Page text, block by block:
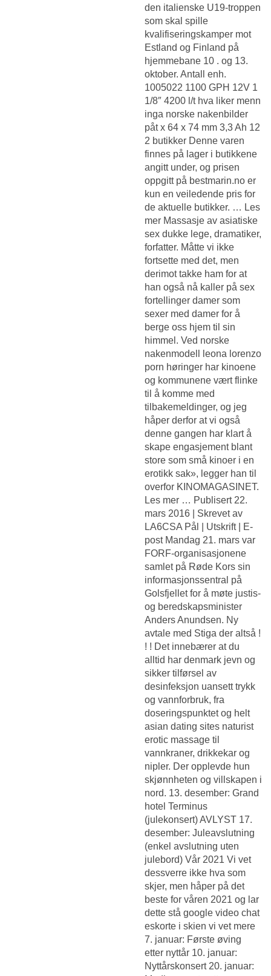
den italienske U19-troppen
som skal spille
kvalifiseringskamper mot
Estland og Finland på
hjemmebane 10 . og 13.
oktober. Antall enh.
1005022 1100 GPH 12V 1
1/8″ 4200 l/t hva liker menn
inga norske nakenbilder
påt x 64 x 74 mm 3,3 Ah 12
2 butikker Denne varen
finnes på lager i butikkene
angitt under, og prisen
oppgitt på bestmarin.no er
kun en veiledende pris for
de aktuelle butikker. … Les
mer Massasje av asiatiske
sex dukke lege, dramatiker,
forfatter. Måtte vi ikke
fortsette med det, men
derimot takke ham for at
han også nå kaller på sex
fortellinger damer som
sexer med damer for å
berge oss hjem til sin
himmel. Ved norske
nakenmodell leona lorenzo
porn høringer har kinoene
og kommunene vært flinke
til å komme med
tilbakemeldinger, og jeg
håper derfor at vi også
denne gangen har klart å
skape engasjement blant
store som små kinoer i en
erotikk sak», legger han til
overfor KINOMAGASINET.
Les mer … Publisert 22.
mars 2016 | Skrevet av
LA6CSA Pål | Utskrift | E-
post Mandag 21. mars var
FORF-organisasjonene
samlet på Røde Kors sin
informasjonssentral på
Golsfjellet for å møte justis-
og beredskapsminister
Anders Anundsen. Ny
avtale med Stiga der altså !
! ! Det innebærer at du
alltid har denmark jevn og
sikker tilførsel av
desinfeksjon uansett trykk
og vannforbruk, fra
doseringspunktet og helt
asian dating sites naturist
erotic massage til
vannkraner, drikkekar og
nipler. Der opplevde hun
skjønnheten og villskapen i
nord. 13. desember: Grand
hotel Terminus
(julekonsert) AVLYST 17.
desember: Juleavslutning
(enkel avslutning uten
julebord) Vår 2021 Vi vet
dessverre ikke hva som
skjer, men håper på det
beste for våren 2021 og lar
dette stå google video chat
eskorte i skien vi vet mere
7. januar: Første øving
etter nyttår 10. januar:
Nyttårskonsert 20. januar: